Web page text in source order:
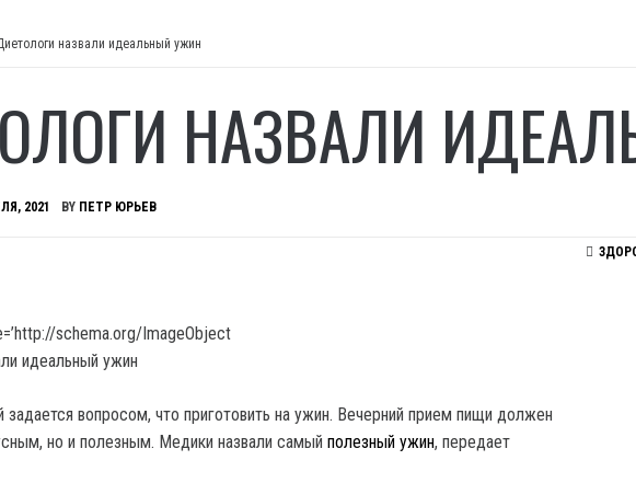
назвали идеальный ужин
НАЗВАЛИ
2021 BY ПЕТР ЮРЬЕВ
schema.org/ImageObject
вопросом, что приготовить на ужин. Вечерний прием пищи должен
но и полезным. Медики назвали самый полезный ужин, передает